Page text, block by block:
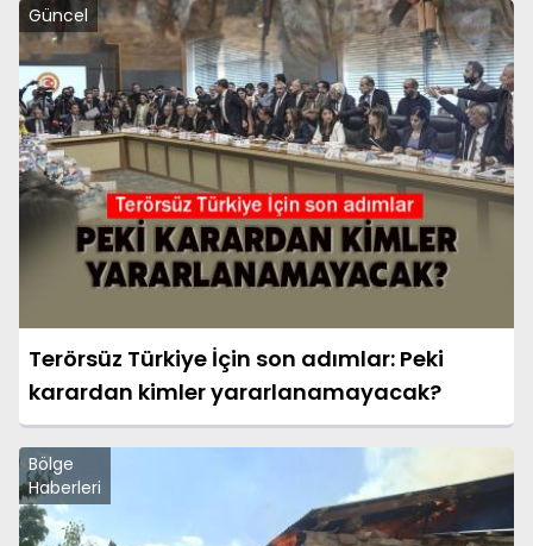
Güncel
Terörsüz Türkiye İçin son adımlar: Peki
karardan kimler yararlanamayacak?
Bölge
Haberleri